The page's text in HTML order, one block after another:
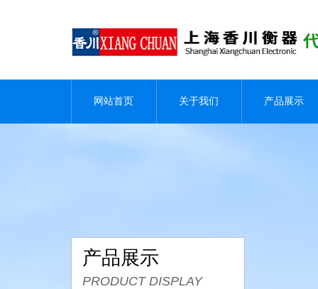
网站首页 关于我们 产品展示
产品展示
PRODUCT DISPLAY